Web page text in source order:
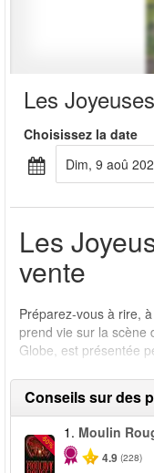
Les
Choisissez la date
dim, 9 aoû
Les
vente
Préparez-vous à rire,
prend vie sur la scène
Globe, est présentée
Conseils sur des
-50%
1. Moulin
4.9 (228)